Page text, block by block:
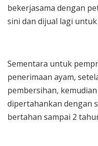
bekerjasama dengan
sini dan dijual lagi
Sementara untuk
penerimaan ayam,
pembersihan,
dipertahankan dengan
bertahan sampai 2